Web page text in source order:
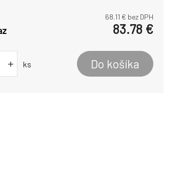
68.11 € bez DPH
83.78 €
+ ks Do košíka